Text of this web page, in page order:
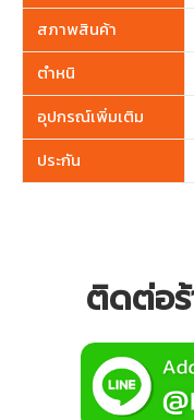
สภาพสินค้า
ตำหนิ
อุปกรณ์เพิ่มเติม
ประกัน
ติดต่อ